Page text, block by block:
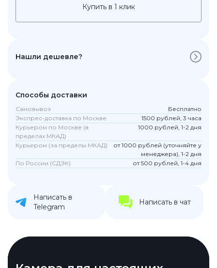
Купить в 1 клик
Нашли дешевле?
Способы доставки
Самовывоз
Бесплатно
Экспрес-доставка по Москве
1500 рублей, 3 часа
Курьером по Москве (в
пределах МКАД)
1000 рублей, 1-2 дня
Курьером (за пределы МКАД)
от 1000 рублей (уточняйте у
менеджера), 1-2 дня
По России (СДЭК)
от 500 рублей, 1-4 дня
Написать в
Telegram
Написать в чат